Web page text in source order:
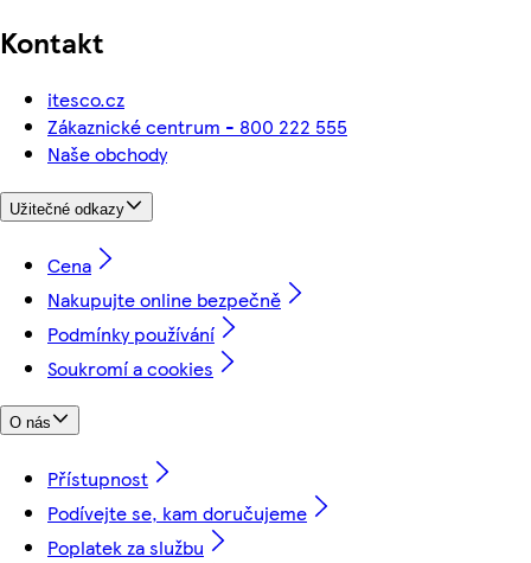
Kontakt
itesco.cz
Zákaznické centrum - 800 222 555
Naše obchody
Užitečné odkazy
Cena
Nakupujte online bezpečně
Podmínky používání
Soukromí a cookies
O nás
Přístupnost
Podívejte se, kam doručujeme
Poplatek za službu